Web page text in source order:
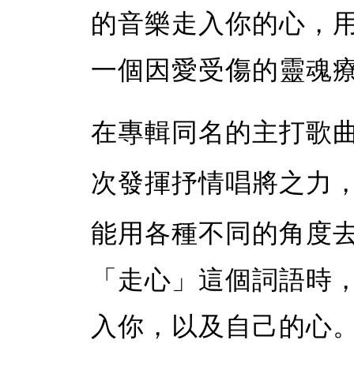
的音樂走入你的心，
一個因愛受傷的靈魂
在專輯同名的主打歌
次發揮抒情唱將之力
能用各種不同的角度
「走心」這個詞語時
入你，以及自己的心